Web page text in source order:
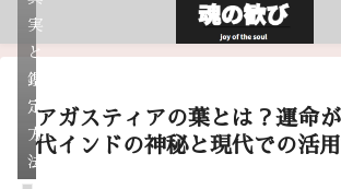
アガスティアの葉とは？運命
代インドの神秘と現代での活
実
と
鑑
定
方
法